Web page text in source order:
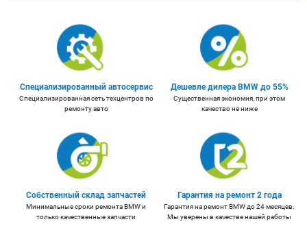
Специализированный автосервис
Специализированная сеть техцентров по
ремонту авто
Дешевле дилера BMW до 55%
Существенная экономия, при этом
качество не ниже
Собственный склад запчастей
Минимальные сроки ремонта BMW и
только качественные запчасти
Гарантия на ремонт 2 года
Гарантия на ремонт BMW до 24 месяцев.
Мы уверены в качестве нашей работы